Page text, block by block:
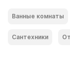
Ванные комнаты
Сантехники